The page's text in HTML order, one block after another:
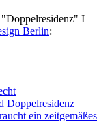
I
Berlin:
Doppelresidenz
ein zeitgemäßes